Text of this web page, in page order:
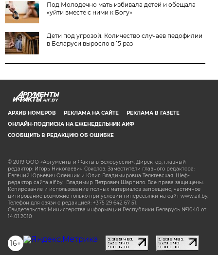
Под Молодечно мать избивала детей и обещала
«уйти вместе с ними к Богу»
Дети под угрозой. Количество случаев педофилии
в Беларуси выросло в 15 раз
AIF.BY
АРХИВ НОМЕРОВ РЕКЛАМА НА САЙТЕ
РЕКЛАМА В ГАЗЕТЕ
ОНЛАЙН-ПОДПИСКА НА ЕЖЕНЕДЕЛЬНИК АИФ
СООБЩИТЬ В РЕДАКЦИЮ ОБ ОШИБКЕ
© 2019 ООО «Аргументы и Факты в Белоруссии». Директор, главный
редактор: Игорь Николаевич Соколов. Заместители главного редактора:
Евгений Юрьевич Олейник и Юлия Владимировна Тельтевская. Шеф-
редактор сайта aif.by: Владимир Петрович Шарпило. Все права защищены.
Копирование и использование полных материалов запрещено, частичное
цитирование возможно только при условии гиперссылки на сайт www.aif.by.
Телефон для связи с редакцией: +375 29 642 67 51.
Свидетельство Министерства информации Республики Беларусь №1040 от
14.01.2010
16+